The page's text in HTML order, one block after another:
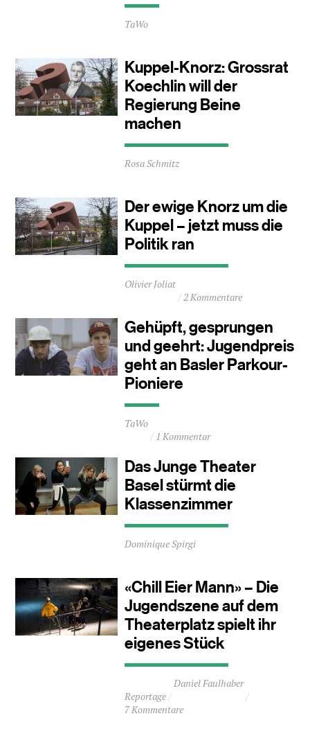
Durchschnittliche
Lesezeit
Minuten
TaWo
Kuppel-Knorz: Grossrat
Koechlin will der
Regierung Beine
machen
Durchschnittliche
Lesezeit
Minuten
Rosa Schmitz
Der ewige Knorz um die
Kuppel – jetzt muss die
Politik ran
Durchschnittliche
Lesezeit
Minuten
Olivier Joliat
2 Kommentare
Gehüpft, gesprungen
und geehrt: Jugendpreis
geht an Basler Parkour-
Pioniere
Durchschnittliche
Lesezeit
Minuten
TaWo
1 Kommentar
Das Junge Theater
Basel stürmt die
Klassenzimmer
Durchschnittliche
Lesezeit
Minuten
Dominique Spirgi
«Chill Eier Mann» – Die
Jugendszene auf dem
Theaterplatz spielt ihr
eigenes Stück
Durchschnittliche
ca.
3
Reportage
Daniel Faulhaber
7 Kommentare